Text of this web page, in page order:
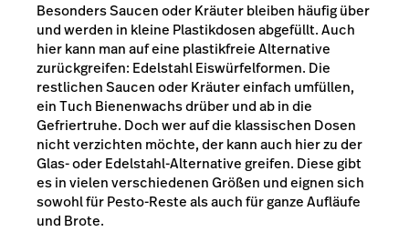
Besonders Saucen oder Kräuter bleiben häufig über
und werden in kleine Plastikdosen abgefüllt. Auch
hier kann man auf eine plastikfreie Alternative
zurückgreifen: Edelstahl Eiswürfelformen. Die
restlichen Saucen oder Kräuter einfach umfüllen,
ein Tuch Bienenwachs drüber und ab in die
Gefriertruhe. Doch wer auf die klassischen Dosen
nicht verzichten möchte, der kann auch hier zu der
Glas- oder Edelstahl-Alternative greifen. Diese gibt
es in vielen verschiedenen Größen und eignen sich
sowohl für Pesto-Reste als auch für ganze Aufläufe
und Brote.